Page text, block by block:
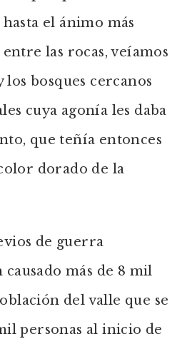
el ánimo más
las rocas, veíamos
los bosques cercanos
cuya agonía les daba
que teñía entonces
dorado de la
de guerra
más de 8 mil
del valle que se
personas al inicio de